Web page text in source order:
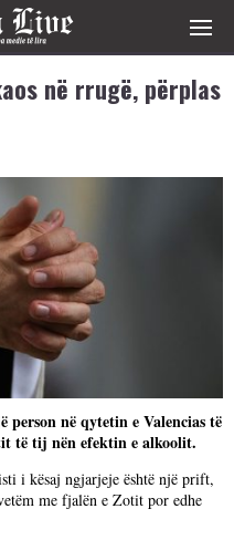
në rrugë, përplas
person në qytetin e Valencias të
të tij nën efektin e alkoolit.
i kësaj ngjarjeje është një prift,
me fjalën e Zotit por edhe